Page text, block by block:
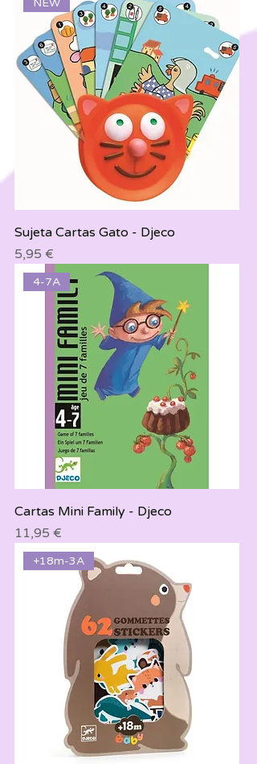
NEW
Sujeta Cartas Gato - Djeco
Precio
5,95 €
4-7A
Cartas Mini Family - Djeco
Precio
11,95 €
+18m-3A